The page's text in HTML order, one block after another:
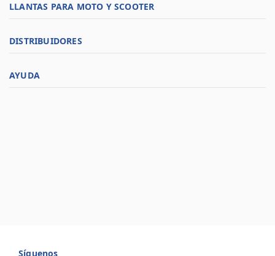
LLANTAS PARA MOTO Y SCOOTER
DISTRIBUIDORES
AYUDA
Síguenos